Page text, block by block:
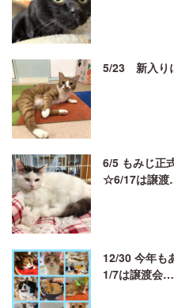
5/23 新入り
6/5 もみじ正
☆6/17は譲
12/30 今年も
1/7は譲渡会…